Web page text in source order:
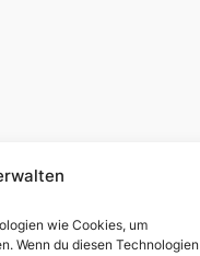
wie Cookies, um
Wenn du diesen Technologien